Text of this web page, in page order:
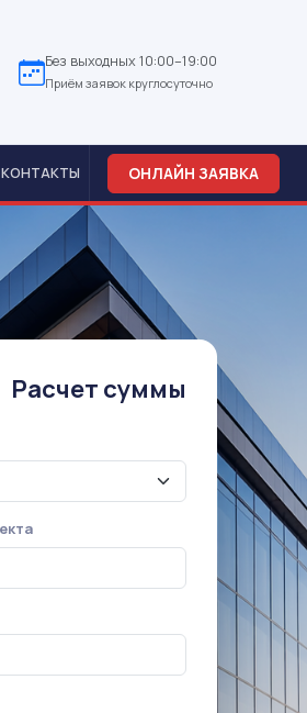
Без выходных 10:00–19:00
Приём заявок круглосуточно
КОНТАКТЫ ОНЛАЙН ЗАЯВКА
Расчет суммы